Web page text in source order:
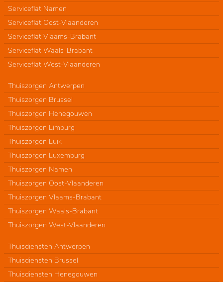
Serviceflat Namen
Serviceflat Oost-Vlaanderen
Serviceflat Vlaams-Brabant
Serviceflat Waals-Brabant
Serviceflat West-Vlaanderen
Thuiszorgen Antwerpen
Thuiszorgen Brussel
Thuiszorgen Henegouwen
Thuiszorgen Limburg
Thuiszorgen Luik
Thuiszorgen Luxemburg
Thuiszorgen Namen
Thuiszorgen Oost-Vlaanderen
Thuiszorgen Vlaams-Brabant
Thuiszorgen Waals-Brabant
Thuiszorgen West-Vlaanderen
Thuisdiensten Antwerpen
Thuisdiensten Brussel
Thuisdiensten Henegouwen